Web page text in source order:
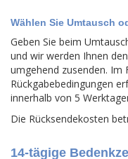
Wählen Sie Umtausch
Geben Sie beim
und wir werden Ihnen
umgehend zusenden. Im
Rückgabebedingungen
innerhalb von 5
Die Rücksendekosten
14-tägige